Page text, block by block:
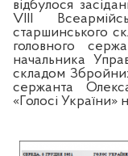
відбулося
VIII
старшинського
головного
начальника
складом
сержанта
«Голосі України»